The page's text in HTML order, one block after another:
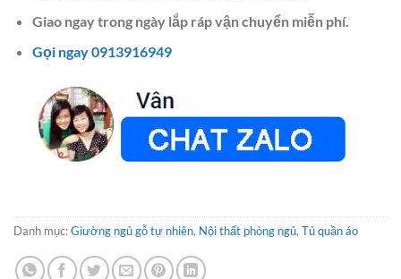
Giao ngay trong ngày lắp ráp vận chuyển miễn phí.
Gọi ngay 0913916949
Danh mục:Giường ngủ gỗ tự nhiên, Nội thất phòng ngủ, Tủ quần áo